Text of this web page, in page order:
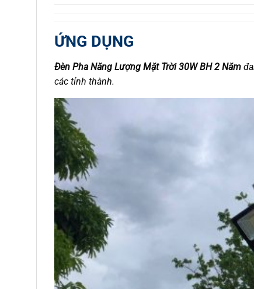
ỨNG DỤNG
Đèn Pha Năng Lượng Mặt Trời 30W BH 2 Năm
các tỉnh thành.